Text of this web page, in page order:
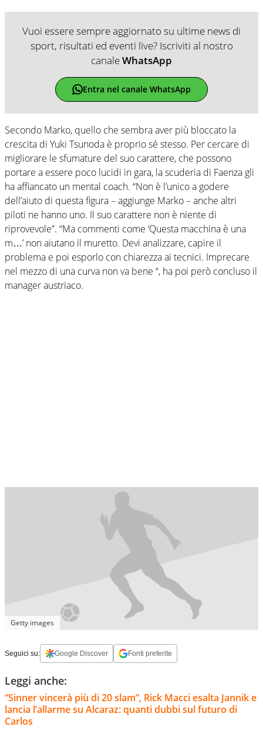
Vuoi essere sempre aggiornato su ultime news di
sport, risultati ed eventi live? Iscriviti al nostro
canaleWhatsApp
Entra nel canale WhatsApp
Secondo Marko, quello che sembra aver più bloccato la
crescita di Yuki Tsunoda è proprio sé stesso. Per cercare di
migliorare le sfumature del suo carattere, che possono
portare a essere poco lucidi in gara, la scuderia di Faenza gli
ha affiancato un mental coach. “Non è l’unico a godere
dell’aiuto di questa figura – aggiunge Marko – anche altri
piloti ne hanno uno. Il suo carattere non è niente di
riprovevole”. “Ma commenti come ‘Questa macchina è una
m…’ non aiutano il muretto. Devi analizzare, capire il
problema e poi esporlo con chiarezza ai tecnici. Imprecare
nel mezzo di una curva non va bene “, ha poi però concluso il
manager austriaco.
Getty images
Seguici su: Google Discover Fonti preferite
Leggi anche:
“Sinner vincerà più di 20 slam”, Rick Macci esalta Jannik e
lancia l’allarme su Alcaraz: quanti dubbi sul futuro di
Carlos